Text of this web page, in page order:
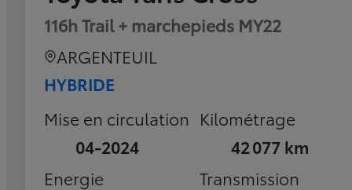
116h Trail + marchepieds MY22
ARGENTEUIL
HYBRIDE
Mise en circulation
04-2024
Kilométrage
42 077 km
Energie
Transmission